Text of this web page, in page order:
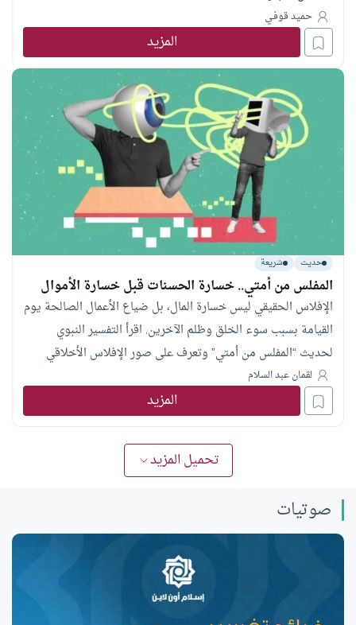
حميد قوفـي
المزيد
حديث شريعة
المفلس من أمتي.. خسارة الحسنات قبل خسارة الأموال
الإفلاس الحقيقي ليس خسارة المال، بل ضياع الأعمال الصالحة يوم
القيامة بسبب سوء الخلق وظلم الآخرين. اقرأ التفسير النبوي
لحديث “المفلس من أمتي” وتعرف على صور الإفلاس الأخلاقي
المعاصرة
لقمان عبد السلام
المزيد
تحميل المزيد
صوتيات